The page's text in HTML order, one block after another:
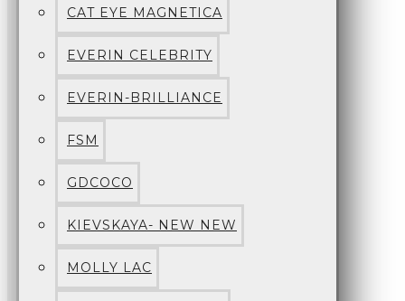
CAT EYE MAGNETICA
EVERIN CELEBRITY
EVERIN-BRILLIANCE
FSM
GDCOCO
KIEVSKAYA- NEW NEW
MOLLY LAC